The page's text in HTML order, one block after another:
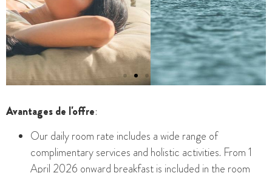
Avantages de l'offre:
Our daily room rate includes a wide range of
complimentary services and holistic activities. From 1
April 2026 onward breakfast is included in the room